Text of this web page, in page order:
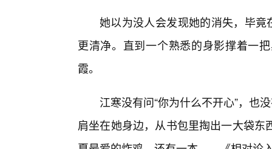
她以为没人会发现她的消失，毕竟
更清净。直到一个熟悉的身影撑着一
霞。
江寒没有问“你为什么不开心”，也
肩坐在她身边，从书包里掏出一大袋